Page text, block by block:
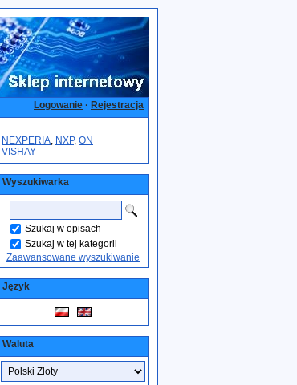
Logowanie · Rejestracja
NEXPERIA, NXP, ON
VISHAY
Wyszukiwarka
Szukaj w opisach
Szukaj w tej kategorii
Zaawansowane wyszukiwanie
Język
Waluta